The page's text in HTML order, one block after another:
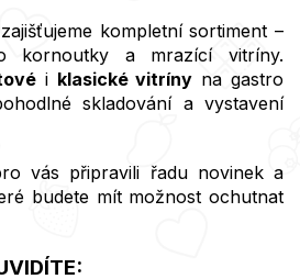
kompletní sortiment –
kornoutky a mrazící vitríny.
i klasické vitríny na gastro
skladování a vystavení
vás připravili řadu novinek a
budete mít možnost ochutnat